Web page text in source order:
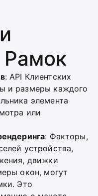
Рамок
: API Клиентских
и размеры каждого
элемента
или
: Факторы,
устройства,
движки
окон, могут
Это